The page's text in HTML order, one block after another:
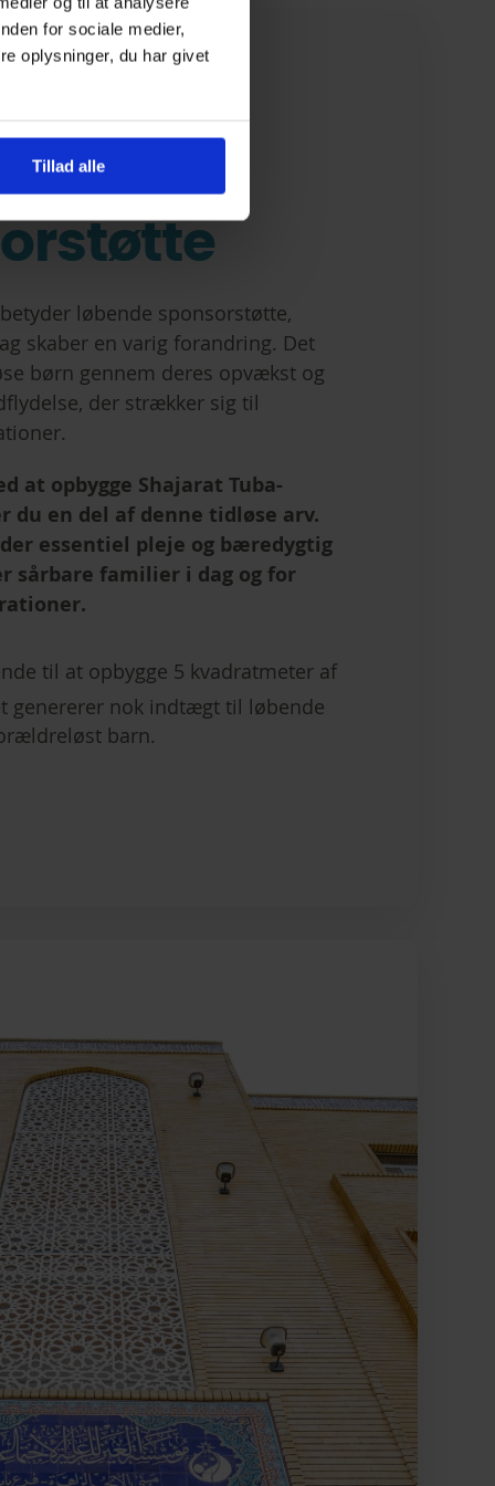
for sociale medier,
oplysninger, du har givet
Tillad alle
Jariya:
løbende sponsorstøtte,
skaber en varig forandring. Det
børn gennem deres opvækst og
der strækker sig til
at opbygge Shajarat Tuba-
du en del af denne tidløse arv.
essentiel pleje og bæredygtig
sårbare familier i dag og for
til at opbygge 5 kvadratmeter af
genererer nok indtægt til løbende
barn.